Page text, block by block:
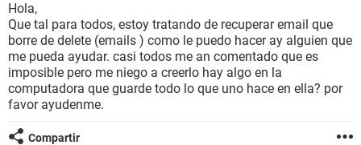
Hola,
Que tal para todos, estoy tratando de recuperar email que
borre de delete (emails ) como le puedo hacer ay alguien que
me pueda ayudar. casi todos me an comentado que es
imposible pero me niego a creerlo hay algo en la
computadora que guarde todo lo que uno hace en ella? por
favor ayudenme.
Compartir